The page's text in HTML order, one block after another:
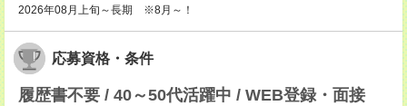
2026年08月上旬～長期 ※8月～！
応募資格・条件
履歴書不要 / 40～50代活躍中 / WEB登録・面接